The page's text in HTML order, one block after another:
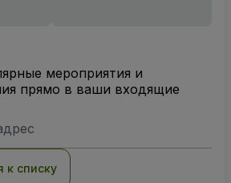
мероприятия и
прямо в ваши входящие
к списку